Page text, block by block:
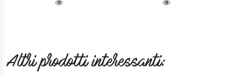
Altri prodotti interessanti: